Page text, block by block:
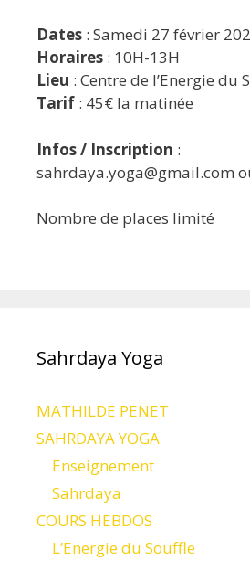
Dates : Samedi 27 février
Horaires : 10H-13H
Lieu : Centre de l’Energie
Tarif : 45€ la matinée
Infos / Inscription :
sahrdaya.yoga@gmail.com
Nombre de places limité
Sahrdaya Yoga
MATHILDE PENET
SAHRDAYA YOGA
Enseignement
Sahrdaya
COURS HEBDOS
L’Energie du Souffle